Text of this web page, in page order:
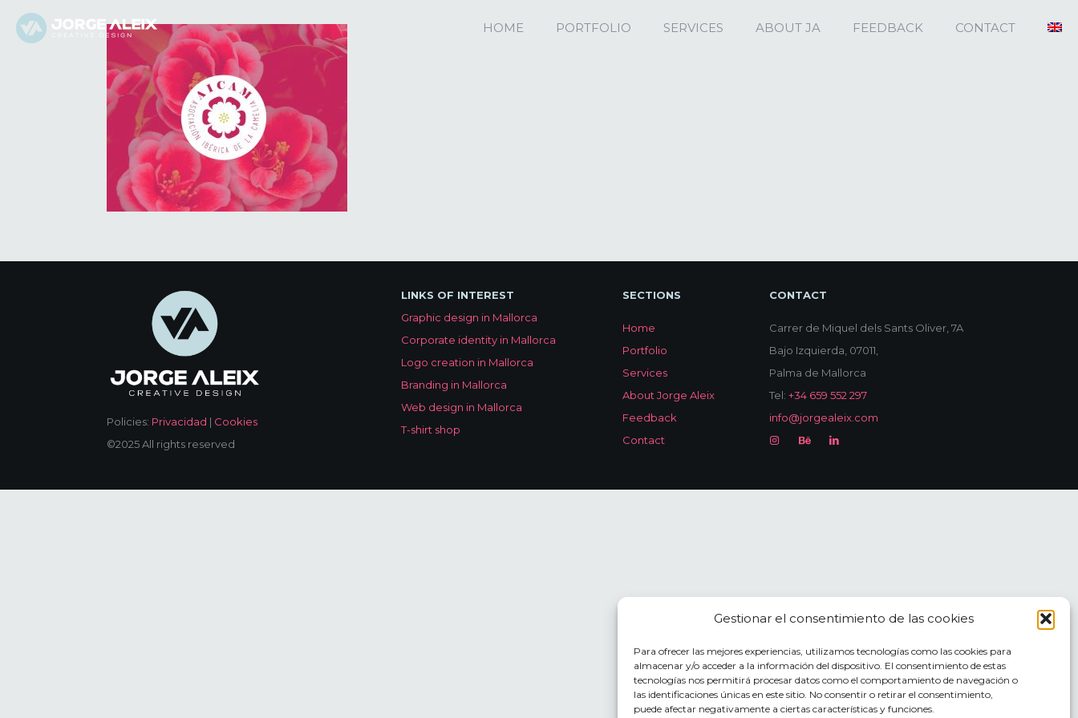
Gestionar el consentimiento de las cookies
Para ofrecer las mejores experiencias, utilizamos tecnologías como las cookies para
almacenar y/o acceder a la información del dispositivo. El consentimiento de estas
tecnologías nos permitirá procesar datos como el comportamiento de navegación o
las identificaciones únicas en este sitio. No consentir o retirar el consentimiento,
puede afectar negativamente a ciertas características y funciones.
HOME PORTFOLIO SERVICES ABOUT JA FEEDBACK CONTACT
Policies: Privacidad | Cookies
©2025 All rights reserved
LINKS OF INTEREST
Graphic design in Mallorca
Corporate identity in Mallorca
Logo creation in Mallorca
Branding in Mallorca
Web design in Mallorca
T-shirt shop
SECTIONS
Home
Portfolio
Services
About Jorge Aleix
Feedback
Contact
CONTACT
Carrer de Miquel dels Sants Oliver, 7A
Bajo Izquierda, 07011,
Palma de Mallorca
Tel:+34 659 552 297
info@jorgealeix.com